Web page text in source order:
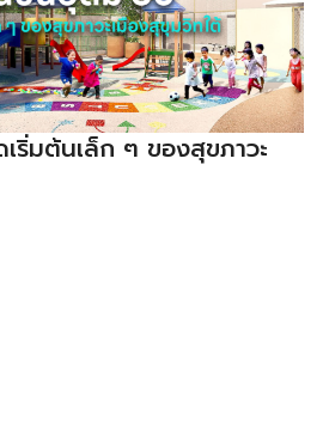
ริ่มต้นเล็ก ๆ ของสุขภาวะ